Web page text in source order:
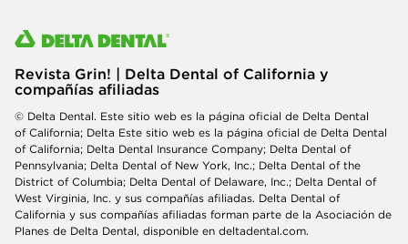
Revista Grin! | Delta Dental of California y
compañías afiliadas
© Delta Dental. Este sitio web es la página oficial de Delta Dental
of California; Delta Este sitio web es la página oficial de Delta Dental
of California; Delta Dental Insurance Company; Delta Dental of
Pennsylvania; Delta Dental of New York, Inc.; Delta Dental of the
District of Columbia; Delta Dental of Delaware, Inc.; Delta Dental of
West Virginia, Inc. y sus compañías afiliadas. Delta Dental of
California y sus compañías afiliadas forman parte de la Asociación de
Planes de Delta Dental, disponible en deltadental.com.